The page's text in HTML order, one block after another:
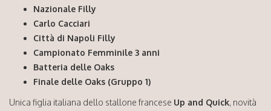
Nazionale Filly
Carlo Cacciari
Città di Napoli Filly
Campionato Femminile 3 anni
Batteria delle Oaks
Finale delle Oaks (Gruppo 1)
Unica figlia italiana dello stallone francese Up and Quick, novità